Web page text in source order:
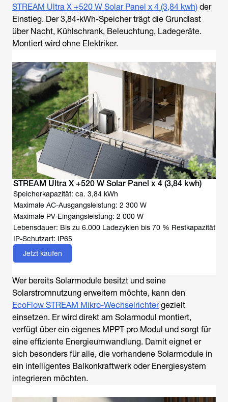
STREAM Ultra X +520 W Solar Panel x 4 (3,84 kwh) der
Einstieg. Der 3,84-kWh-Speicher trägt die Grundlast
über Nacht, Kühlschrank, Beleuchtung, Ladegeräte.
Montiert wird ohne Elektriker.
STREAM Ultra X +520 W Solar Panel x 4 (3,84 kwh)
Speicherkapazität: ca. 3,84 kWh
Maximale AC-Ausgangsleistung: 2 300 W
Maximale PV-Eingangsleistung: 2 000 W
Lebensdauer: Bis zu 6.000 Ladezyklen bis 70 % Restkapazität
IP-Schutzart: IP65
Jetzt kaufen
Wer bereits Solarmodule besitzt und seine
Solarstromnutzung erweitern möchte, kann den
EcoFlow STREAM Mikro-Wechselrichtergezielt
einsetzen. Er wird direkt am Solarmodul montiert,
verfügt über ein eigenes MPPT pro Modul und sorgt für
eine effiziente Energieumwandlung. Damit eignet er
sich besonders für alle, die vorhandene Solarmodule in
ein intelligentes Balkonkraftwerk oder Energiesystem
integrieren möchten.